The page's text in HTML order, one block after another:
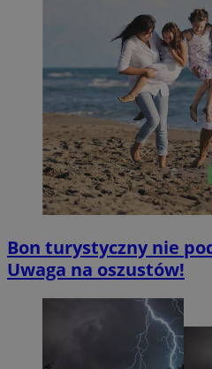
Bon turystyczny nie
Uwaga na oszustów!